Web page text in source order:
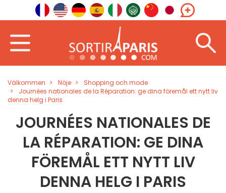
Välkommen Nöje
Shopping och mode
Journées nationales de la Réparation: ge dina föremål ett nytt liv
denna helg i Paris
JOURNÉES NATIONALES DE
LA RÉPARATION: GE DINA
FÖREMÅL ETT NYTT LIV
DENNA HELG I PARIS